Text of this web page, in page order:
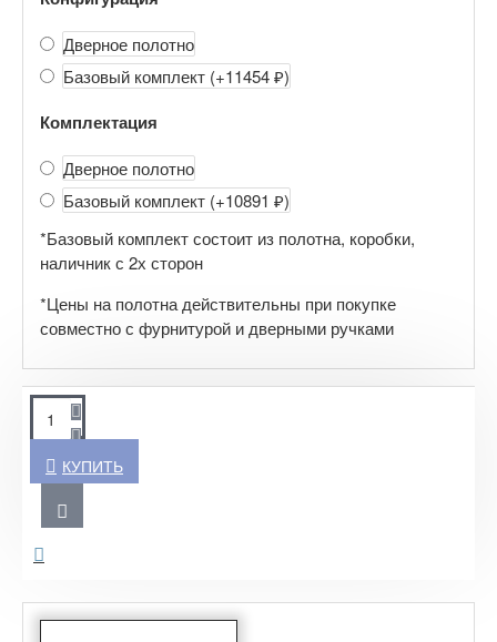
Дверное полотно
Базовый комплект (+11454 ₽)
Комплектация
Дверное полотно
Базовый комплект (+10891 ₽)
*Базовый комплект состоит из полотна, коробки,
наличник с 2х сторон
*Цены на полотна действительны при покупке
совместно с фурнитурой и дверными ручками
КУПИТЬ